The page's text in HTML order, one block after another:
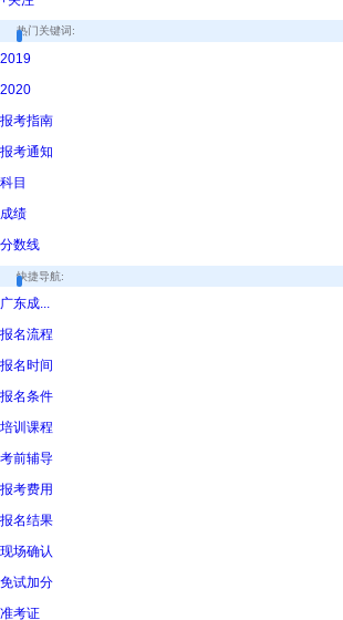
热门关键词:
2019
2020
报考指南
报考通知
科目
成绩
分数线
快捷导航:
广东成...
报名流程
报名时间
报名条件
培训课程
考前辅导
报考费用
报名结果
现场确认
免试加分
准考证